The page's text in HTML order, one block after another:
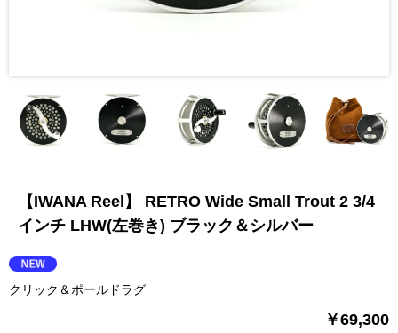
【IWANA Reel】 RETRO Wide Small Trout 2 3/4
インチ LHW(左巻き) ブラック＆シルバー
クリック＆ポールドラグ
￥69,300